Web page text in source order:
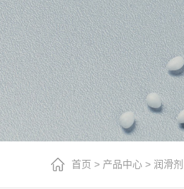
首页 > 产品中心 > 润滑剂